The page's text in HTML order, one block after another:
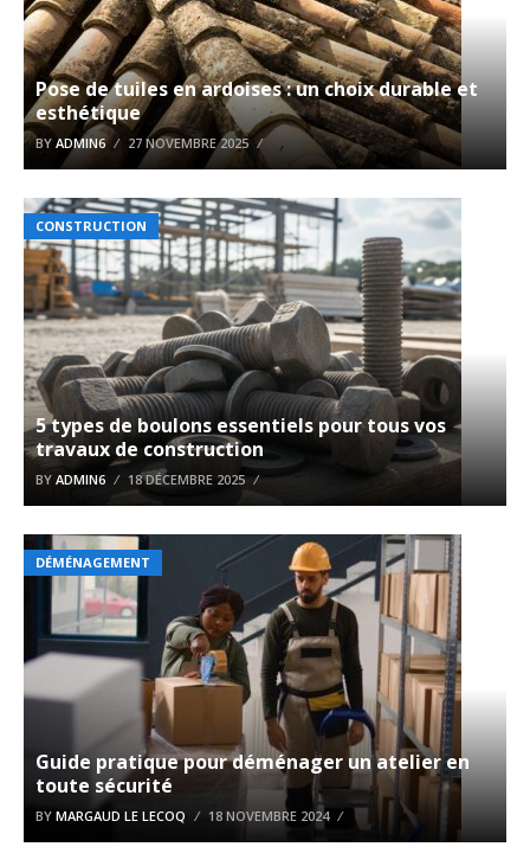
Pose de tuiles en ardoises : un choix durable et
esthétique
BY ADMIN6 27 NOVEMBRE 2025
CONSTRUCTION
5 types de boulons essentiels pour tous vos
travaux de construction
BY ADMIN6 18 DÉCEMBRE 2025
DÉMÉNAGEMENT
Guide pratique pour déménager un atelier en
toute sécurité
BY MARGAUD LE LECOQ 18 NOVEMBRE 2024